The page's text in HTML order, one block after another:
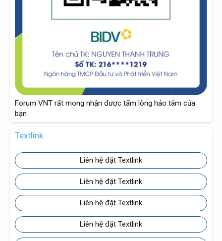
Forum VNT rất mong nhận được tấm lòng hảo tâm của
bạn
Textlink
Liên hệ đặt Textlink
Liên hệ đặt Textlink
Liên hệ đặt Textlink
Liên hệ đặt Textlink